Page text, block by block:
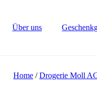
Über uns
Home /Drogerie Moll